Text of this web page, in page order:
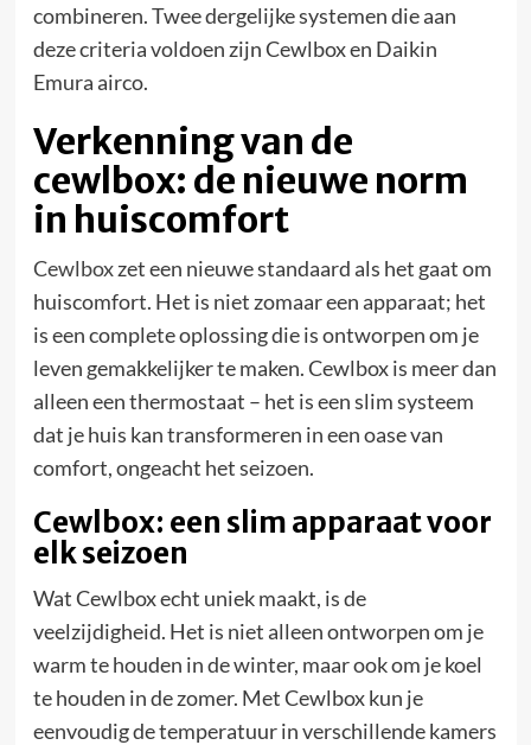
combineren. Twee dergelijke systemen die aan
deze criteria voldoen zijn Cewlbox en Daikin
Emura airco.
Verkenning van de
cewlbox: de nieuwe norm
in huiscomfort
Cewlboxzet een nieuwe standaard als het gaat om
huiscomfort. Het is niet zomaar een apparaat; het
is een complete oplossing die is ontworpen om je
leven gemakkelijker te maken. Cewlbox is meer dan
alleen een thermostaat – het is een slim systeem
dat je huis kan transformeren in een oase van
comfort, ongeacht het seizoen.
Cewlbox: een slim apparaat voor
elk seizoen
Wat Cewlbox echt uniek maakt, is de
veelzijdigheid. Het is niet alleen ontworpen om je
warm te houden in de winter, maar ook om je koel
te houden in de zomer. Met Cewlbox kun je
eenvoudig de temperatuur in verschillende kamers